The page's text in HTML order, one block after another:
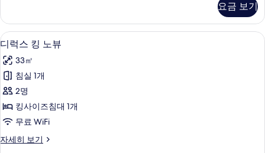
사
진
모
두
보
기
트
하
프
오
션
뷰
자
세
히
보
기
요금 보기
디
럭
스
킹
노
뷰
진
미니바, 암막 커튼, 방음 설비, 무료 WiFi
5
디럭스 킹 노뷰
33㎡
침실 1개
2명
킹사이즈침대 1개
무료 WiFi
자세히 보기
디